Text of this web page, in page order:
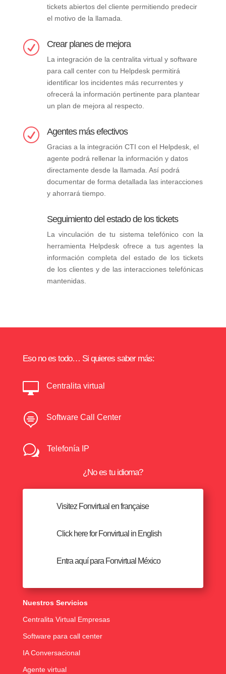
tickets abiertos del cliente permitiendo predecir
el motivo de la llamada.
R Crear planes de mejora
La integración de la centralita virtual y software
para call center con tu Helpdesk permitirá
identificar los incidentes más recurrentes y
ofrecerá la información pertinente para plantear
un plan de mejora al respecto.
R Agentes más efectivos
Gracias a la integración CTI con el Helpdesk, el
agente podrá rellenar la información y datos
directamente desde la llamada. Así podrá
documentar de forma detallada las interacciones
y ahorrará tiempo.
Seguimiento del estado de los tickets
La vinculación de tu sistema telefónico con la
herramienta Helpdesk ofrece a tus agentes la
información completa del estado de los tickets
de los clientes y de las interacciones telefónicas
mantenidas.
Eso no es todo… Si quieres saber más:
 Centralita virtual
 Software Call Center
w Telefonía IP
¿No es tu idioma?
Visitez Fonvirtual en française
Click here for Fonvirtual in English
Entra aquí para Fonvirtual México
Nuestros Servicios
Centralita Virtual Empresas
Software para call center
IA Conversacional
Agente virtual